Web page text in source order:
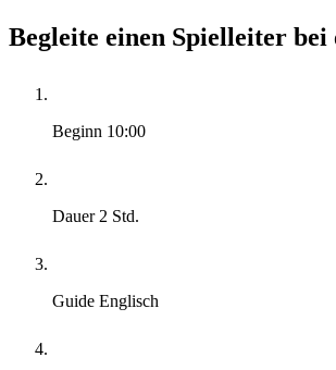
Begleite einen Spielleiter
Beginn 10:00
Dauer 2 Std.
Guide Englisch